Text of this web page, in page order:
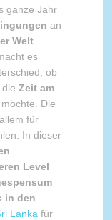
ganze Jahr
an
Welt.
es
ob
Zeit am
Die
für
In dieser
Level
in den
Lanka für